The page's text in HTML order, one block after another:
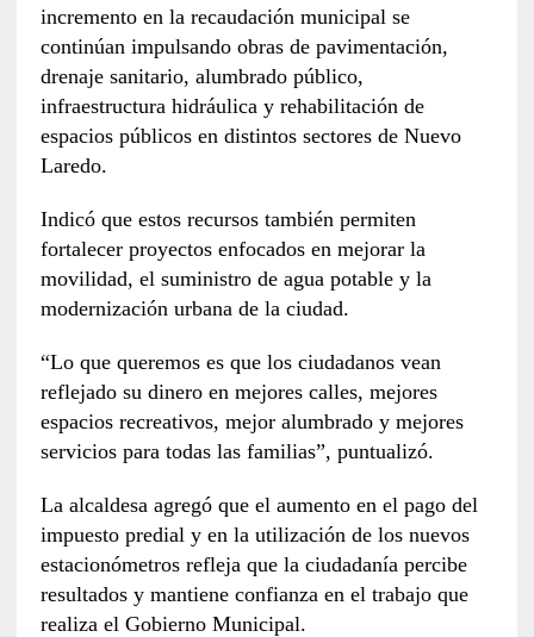
incremento en la recaudación municipal se
continúan impulsando obras de pavimentación,
drenaje sanitario, alumbrado público,
infraestructura hidráulica y rehabilitación de
espacios públicos en distintos sectores de Nuevo
Laredo.
Indicó que estos recursos también permiten
fortalecer proyectos enfocados en mejorar la
movilidad, el suministro de agua potable y la
modernización urbana de la ciudad.
“Lo que queremos es que los ciudadanos vean
reflejado su dinero en mejores calles, mejores
espacios recreativos, mejor alumbrado y mejores
servicios para todas las familias”, puntualizó.
La alcaldesa agregó que el aumento en el pago del
impuesto predial y en la utilización de los nuevos
estacionómetros refleja que la ciudadanía percibe
resultados y mantiene confianza en el trabajo que
realiza el Gobierno Municipal.